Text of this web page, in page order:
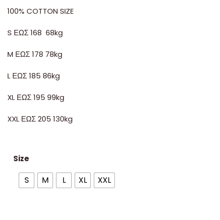
100% COTTON SIZE
S ΕΩΣ 168 68kg
M ΕΩΣ 178 78kg
L ΕΩΣ 185 86kg
XL ΕΩΣ 195 99kg
XXL ΕΩΣ 205 130kg
Size
S M L XL XXL